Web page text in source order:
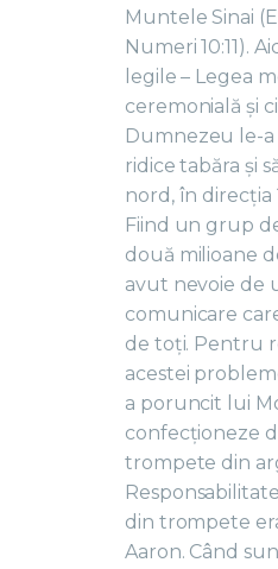
Muntele Sinai
Numeri 10:11).
legile – Legea
ceremonială și
Dumnezeu le-
ridice tabăra și
nord, în direcția
Fiind un grup
două milioane
avut nevoie de
comunicare
de toți. Pentru
acestei
a poruncit lui
confecționeze
trompete din
din trompete
Aaron. Când